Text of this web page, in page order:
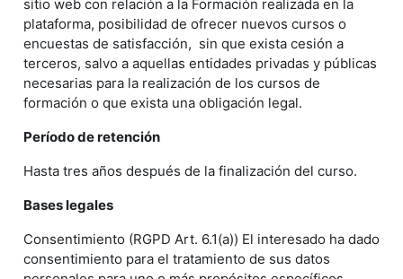
sitio web con relación a la Formación realizada en la
plataforma, posibilidad de ofrecer nuevos cursos o
encuestas de satisfacción, sin que exista cesión a
terceros, salvo a aquellas entidades privadas y públicas
necesarias para la realización de los cursos de
formación o que exista una obligación legal.
Período de retención
Hasta tres años después de la finalización del curso.
Bases legales
Consentimiento (RGPD Art. 6.1(a)) El interesado ha dado
consentimiento para el tratamiento de sus datos